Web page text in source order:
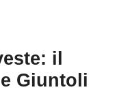
il
Giuntoli